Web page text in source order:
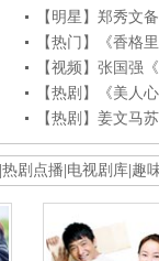
【明星】郑秀文
【热门】《香格
【视频】张国强
【热剧】《美人
【热剧】姜文马
热剧点播 电视剧库 趣